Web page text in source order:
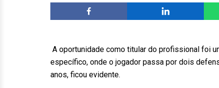
A oportunidade como titular do profissional foi
específico, onde o jogador passa por dois
anos, ficou evidente.